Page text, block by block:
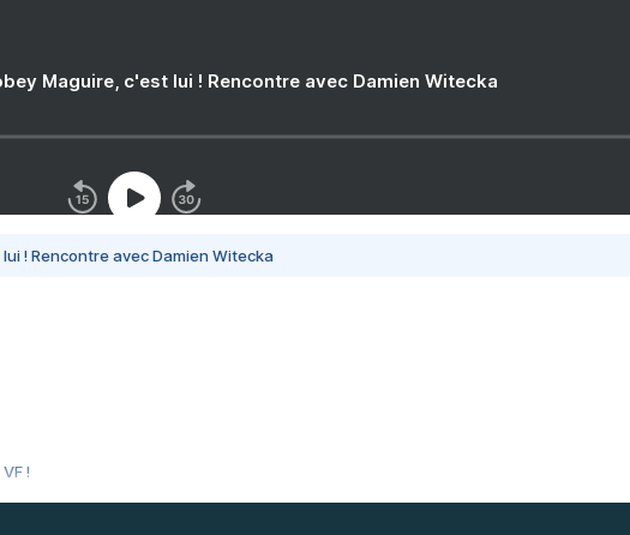
Maguire, c'est lui ! Rencontre avec Damien Witecka
! Rencontre avec Damien Witecka
!